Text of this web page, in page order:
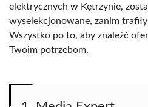
elektrycznych w Kętrzynie,
wyselekcjonowane, zanim
Wszystko po to, aby znaleźć
Twoim potrzebom.